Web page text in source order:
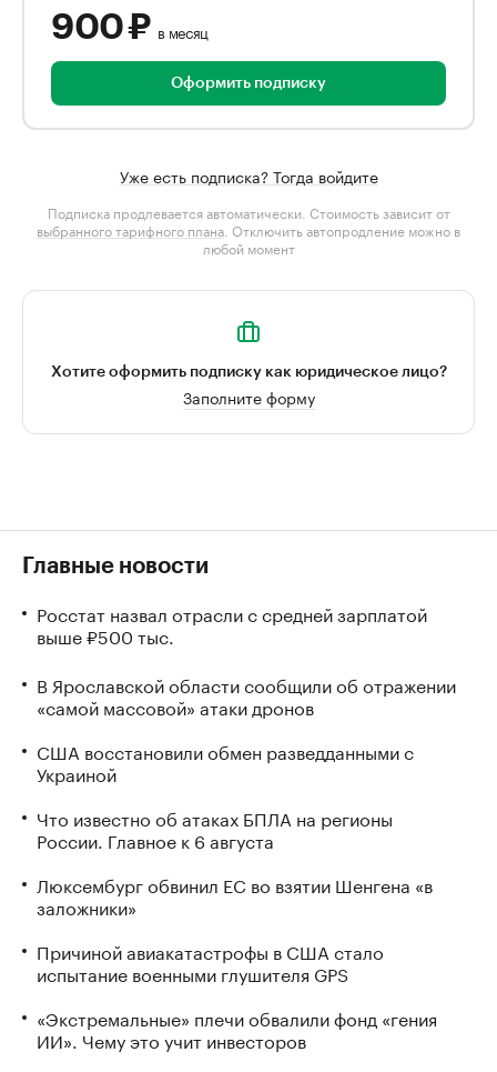
900 ₽ в месяц
Оформить подписку
Уже есть подписка? Тогда войдите
Подписка продлевается автоматически. Стоимость зависит от
выбранного тарифного плана . Отключить автопродление можно в
любой момент
Хотите оформить подписку как юридическое лицо?
Заполните форму
Главные новости
Росстат назвал отрасли с средней зарплатой
выше ₽500 тыс.
В Ярославской области сообщили об отражении
«самой массовой» атаки дронов
США восстановили обмен разведданными с
Украиной
Что известно об атаках БПЛА на регионы
России. Главное к 6 августа
Люксембург обвинил ЕС во взятии Шенгена «в
заложники»
Причиной авиакатастрофы в США стало
испытание военными глушителя GPS
«Экстремальные» плечи обвалили фонд «гения
ИИ». Чему это учит инвесторов